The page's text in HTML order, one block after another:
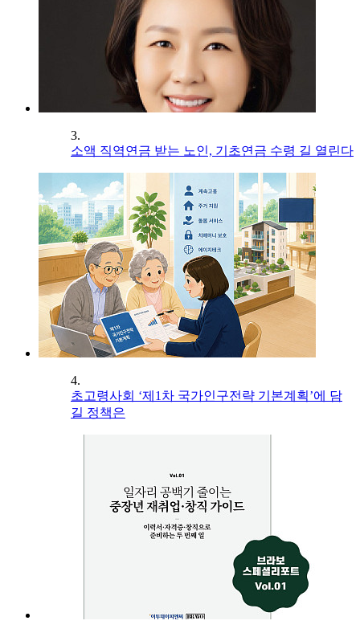
3.
소액 직역연금 받는 노인, 기초연금 수령 길 열린다
4.
초고령사회 ‘제1차 국가인구전략 기본계획’에 담
길 정책은